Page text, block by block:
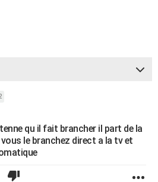
qu il fait brancher il part de la
le branchez direct a la tv et